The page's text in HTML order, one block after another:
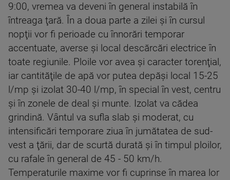
9:00, vremea va deveni în general instabilă în
întreaga ţară. În a doua parte a zilei şi în cursul
nopţii vor fi perioade cu înnorări temporar
accentuate, averse şi local descărcări electrice în
toate regiunile. Ploile vor avea şi caracter torenţial,
iar cantităţile de apă vor putea depăşi local 15-25
l/mp şi izolat 30-40 l/mp, în special în vest, centru
şi în zonele de deal şi munte. Izolat va cădea
grindină. Vântul va sufla slab şi moderat, cu
intensificări temporare ziua în jumătatea de sud-
vest a ţării, dar de scurtă durată şi în timpul ploilor,
cu rafale în general de 45 - 50 km/h.
Temperaturile maxime vor fi cuprinse în marea lor